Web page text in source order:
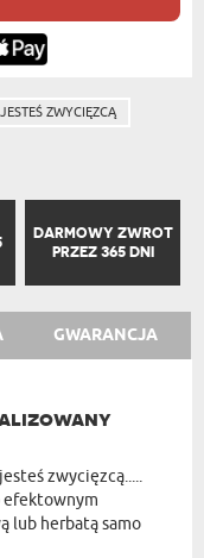
JESTEŚ ZWYCIĘZCĄ
DARMOWY ZWROT
PRZEZ 365 DNI
GWARANCJA
zwycięzcą.....
efektownym
lub herbatą samo